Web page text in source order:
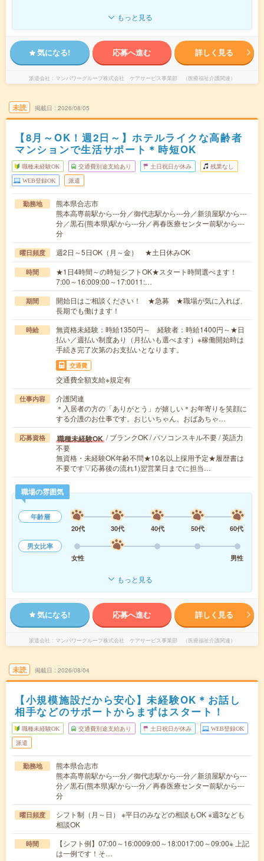
もっと見る
気になる! 応募へ進む 詳しく見る
派遣会社 マンパワーグループ株式会社 ケアサービス事業部 （医療福祉介護関連）
未読 掲載日 2026/08/05
【8月～OK！週2日～】ホテルライクな高齢者
マンションで生活サポート＊時短OK
職種未経験OK 交通費別途支給あり 土日祝日が休み 残業なし
WEB登録OK 派遣
勤務地
熊本県合志市
熊本高専前駅から---分／御代志駅から---分／新須屋駅から---
分／黒石(熊本県)駅から---分／再春医療センター前駅から---
分
曜日頻度 週2日～5日OK（月～金） ★土日休みOK
時間
★1日4時間～の時短シフトOK★スタート時間選べます！
7:00～16:009:00～17:0011:…
期間
開始日はご相談ください！ ★急募 ★職場が気に入れば、
長期でも働けます！
時給
無資格未経験：時給1350円～ 経験者：時給1400円～★日
払い／週払い制度あり（月払いも選べます）※稼働開始時は
手続き完了次第のお支払いとなります。
交通費
交通費全額支給※規定有
仕事内容
介護関連
＊入居者の方の「ありがとう」が嬉しい＊お年寄りを笑顔に
する介護のお仕事です。おじいちゃん、おばあちゃ…
応募資格 職種未経験OK / ブランクOK / パソコンスキル不要 / 英語力
不要
無資格・未経験OK年齢不問★10名以上採用予定★履歴書は
不要です▽応募後の流れ1)翌営業日までに担当…
職場の雰囲気
年齢層
20代
30代 40代 50代
60代
男女比率
女性
男性
もっと見る
気になる! 応募へ進む 詳しく見る
派遣会社 マンパワーグループ株式会社 ケアサービス事業部 （医療福祉介護関連）
未読 掲載日 2026/08/04
【小規模施設だから安心】未経験OK＊お話し
相手などのサポートからまずはスタート！
職種未経験OK 交通費別途支給あり 土日祝日が休み WEB登録OK
派遣
勤務地
熊本県合志市
熊本高専前駅から---分／御代志駅から---分／新須屋駅から---
分／黒石(熊本県)駅から---分／再春医療センター前駅から---
分
曜日頻度
シフト制（月～日） ※平日のみなどの相談もOK ※週3なども
相談OK
時間
【シフト例】07:00～16:0009:00～18:0017:00～09:00※ 上記
は一例です！そ…